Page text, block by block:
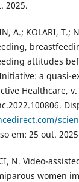
2025.
A.; KOLARI, T.;
attitudes
a quasi-
Healthcare,
em: 25 out.
N. Video-
women